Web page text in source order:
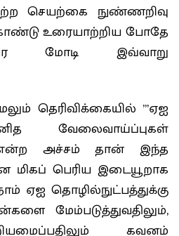
செயற்கை நுண்ணறிவு
உரையாற்றிய போதே
மோடி இவ்வாறு
தெரிவிக்கையில் ”’ஏஐ
வேலைவாய்ப்புகள்
என்ற அச்சம் தான் இந்த
மிகப் பெரிய இடையூறாக
ஏஐ தொழில்நுட்பத்துக்கு
மேம்படுத்துவதிலும்,
கவனம்